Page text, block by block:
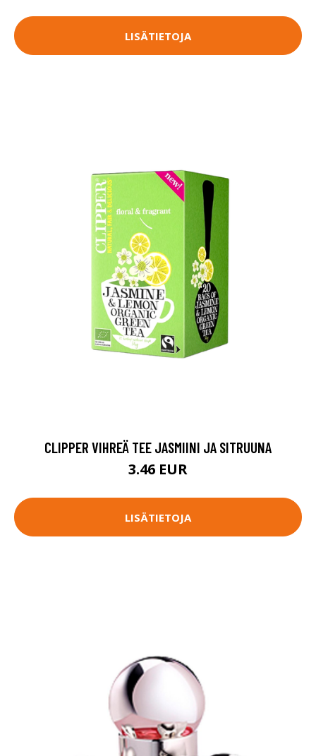
LISÄTIETOJA
CLIPPER VIHREÄ TEE JASMIINI JA SITRUUNA
3.46 EUR
LISÄTIETOJA